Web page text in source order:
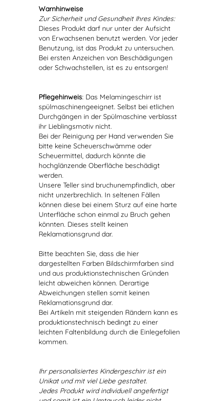
Warnhinweise
Zur Sicherheit und Gesundheit Ihres Kindes:
Dieses Produkt darf nur unter der Aufsicht
von Erwachsenen benutzt werden. Vor jeder
Benutzung, ist das Produkt zu untersuchen.
Bei ersten Anzeichen von Beschädigungen
oder Schwachstellen, ist es zu entsorgen!
Pflegehinweis: Das Melamingeschirr ist
spülmaschinengeeignet. Selbst bei etlichen
Durchgängen in der Spülmaschine verblasst
ihr Lieblingsmotiv nicht.
Bei der Reinigung per Hand verwenden Sie
bitte keine Scheuerschwämme oder
Scheuermittel, dadurch könnte die
hochglänzende Oberfläche beschädigt
werden.
Unsere Teller sind bruchunempfindlich, aber
nicht unzerbrechlich. In seltenen Fällen
können diese bei einem Sturz auf eine harte
Unterfläche schon einmal zu Bruch gehen
könnten. Dieses stellt keinen
Reklamationsgrund dar.
Bitte beachten Sie, dass die hier
dargestellten Farben Bildschirmfarben sind
und aus produktionstechnischen Gründen
leicht abweichen können. Derartige
Abweichungen stellen somit keinen
Reklamationsgrund dar.
Bei Artikeln mit steigenden Rändern kann es
produktionstechnisch bedingt zu einer
leichten Faltenbildung durch die Einlegefolien
kommen.
Ihr personalisiertes Kindergeschirr ist ein
Unikat und mit viel Liebe gestaltet.
Jedes Produkt wird individuell angefertigt